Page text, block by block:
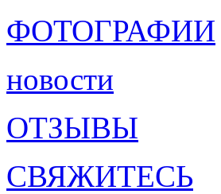
ФОТОГРАФИИ
новости
ОТЗЫВЫ
СВЯЖИТЕСЬ